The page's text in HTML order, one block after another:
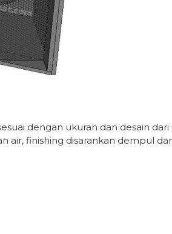
dengan ukuran dan desain dari
air, finishing disarankan dempul